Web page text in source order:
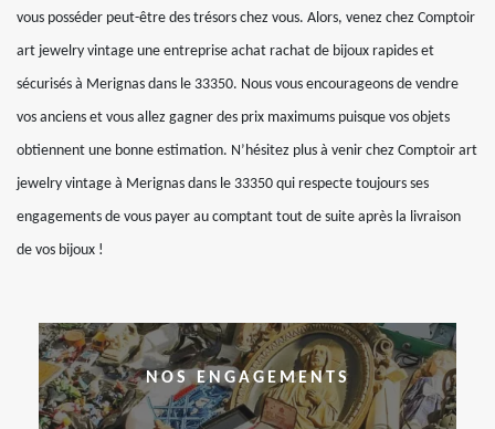
vous posséder peut-être des trésors chez vous. Alors, venez chez Comptoir
art jewelry vintage une entreprise achat rachat de bijoux rapides et
sécurisés à Merignas dans le 33350. Nous vous encourageons de vendre
vos anciens et vous allez gagner des prix maximums puisque vos objets
obtiennent une bonne estimation. N’hésitez plus à venir chez Comptoir art
jewelry vintage à Merignas dans le 33350 qui respecte toujours ses
engagements de vous payer au comptant tout de suite après la livraison
de vos bijoux !
NOS ENGAGEMENTS